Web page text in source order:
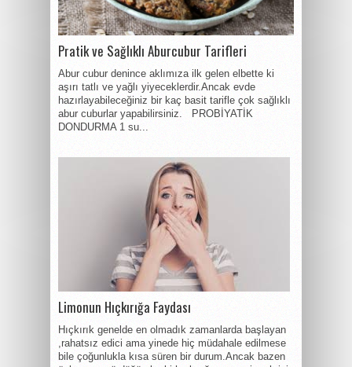
Pratik ve Sağlıklı Aburcubur Tarifleri
Abur cubur denince aklımıza ilk gelen elbette ki
aşırı tatlı ve yağlı yiyeceklerdir.Ancak evde
hazırlayabileceğiniz bir kaç basit tarifle çok sağlıklı
abur cuburlar yapabilirsiniz. PROBİYATİK
DONDURMA 1 su...
Limonun Hıçkırığa Faydası
Hıçkırık genelde en olmadık zamanlarda başlayan
,rahatsız edici ama yinede hiç müdahale edilmese
bile çoğunlukla kısa süren bir durum.Ancak bazen